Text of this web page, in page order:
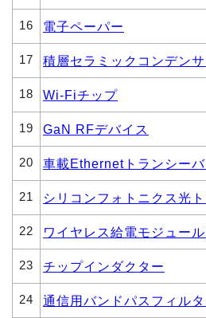
16 電子ペーパー
17 積層セラミックコンデンサ
18 Wi-Fiチップ
19 GaN RFデバイス
20 車載Ethernetトランシー
21 シリコンフォトニクス光
22 ワイヤレス給電モジュー
23 チップインダクター
24 通信用バンドパスフィル